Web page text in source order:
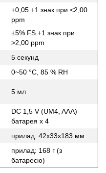
±0,05 +1 знак при <2,00
ppm
±5% FS +1 знак при
>2,00 ppm
5 секунд
0~50 °С, 85 % RH
5 мл
DC 1,5 V (UM4, AAA)
батарея x 4
прилад: 42x33x183 мм
прилад: 168 г (з
батареєю)